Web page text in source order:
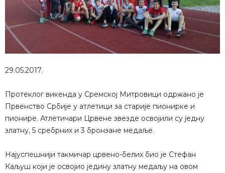
29.05.2017.
Протеклог викенда у Сремској Митровици одржано је
Првенство Србије у атлетици за старије пионирке и
пионире. Атлетичари Црвене звезде освојили су једну
златну, 5 сребрних и 3 бронзане медаље.
Најуспешнији такмичар црвено-белих био је Стефан
Каљуш који је освојио једину златну медаљу на овом